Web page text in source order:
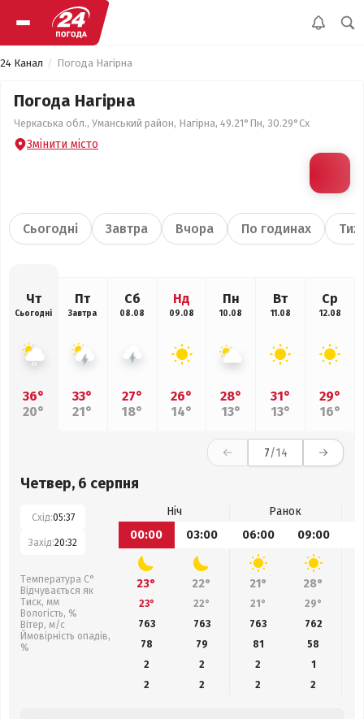
24 Канал Погода Нагірна
Погода Нагірна
Черкаська обл., Уманський район, Нагірна, 49.21°Пн, 30.29°Сх
Змінити місто
Сьогодні Завтра Вчора По годинах
Чт
Сьогодні
36°
20°
Пт
Завтра
33°
21°
Сб
08.08
27°
18°
Нд
09.08
26°
14°
Пн
10.08
28°
13°
Вт
11.08
31°
13°
Ср
12.08
29°
16°
7/14
Четвер, 6 серпня
Схід:05:37
Захід:20:32
Температура С°
Відчувається як
Тиск, мм
Вологість, %
Вітер, м/с
Ймовірність опадів,
%
Ніч
Ранок
00:00
03:00 06:00 09:00
23° 22° 21° 28°
23° 22° 21° 29°
763
763 763 762
78
79 81
58
2
2 2
1
2
2 2 2